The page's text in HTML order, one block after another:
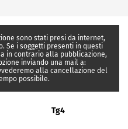
sono stati presi da internet,
Se i soggetti presenti in questi
in contrario alla pubblicazione,
inviando una mail a:
alla cancellazione del
possibile.
Tg4